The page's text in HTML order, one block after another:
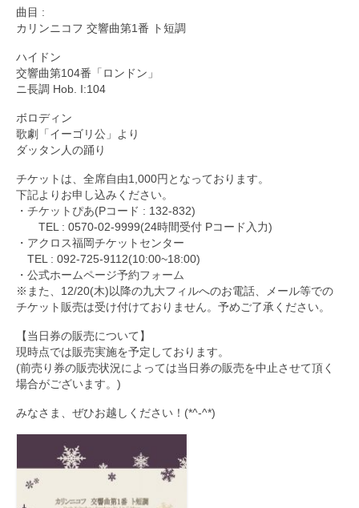
曲目 :
カリンニコフ 交響曲第1番 ト短調
ハイドン
交響曲第104番「ロンドン」
ニ長調 Hob. I:104
ボロディン
歌劇「イーゴリ公」より
ダッタン人の踊り
チケットは、全席自由1,000円となっております。
下記よりお申し込みください。
・ チケットぴあ(Pコード : 132-832)
TEL : 0570-02-9999(24時間受付 Pコード入力)
・アクロス福岡チケットセンター
TEL : 092-725-9112(10:00~18:00)
・公式ホームページ予約フォーム
※また、12/20(木)以降の九大フィルへのお電話、メール等での
チケット販売は受け付けておりません。予めご了承ください。
【当日券の販売について】
現時点では販売実施を予定しております。
(前売り券の販売状況によっては当日券の販売を中止させて頂く
場合がございます。)
みなさま、ぜひお越しください！(*^-^*)